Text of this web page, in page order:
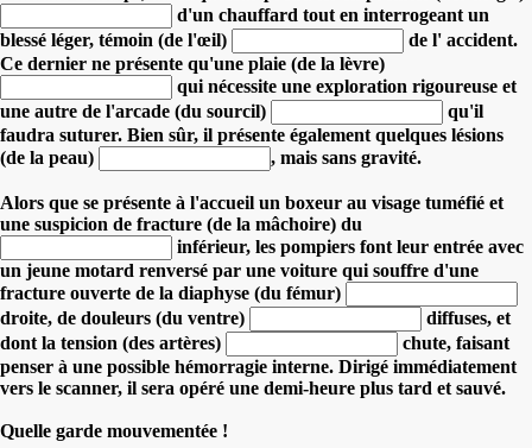
d'un chauffard tout en interrogeant un
blessé léger, témoin (de l'œil)
de l' accident.
Ce dernier ne présente qu'une plaie (de la lèvre)
qui nécessite une exploration rigoureuse et
une autre de l'arcade (du sourcil)
qu'il
faudra suturer. Bien sûr, il présente également quelques lésions
(de la peau)
, mais sans gravité.
Alors que se présente à l'accueil un boxeur au visage tuméfié et
une suspicion de fracture (de la mâchoire) du
inférieur, les pompiers font leur entrée avec
un jeune motard renversé par une voiture qui souffre d'une
fracture ouverte de la diaphyse (du fémur)
droite, de douleurs (du ventre) diffuses, et
dont la tension (des artères)
chute, faisant
penser à une possible hémorragie interne. Dirigé immédiatement
vers le scanner, il sera opéré une demi-heure plus tard et sauvé.
Quelle garde mouvementée !